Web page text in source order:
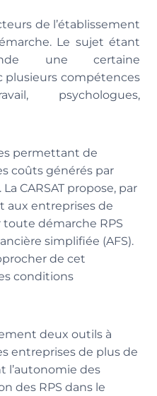
de l’établissement
Le sujet étant
une certaine
plusieurs compétences
psychologues,
permettant de
coûts générés par
CARSAT propose, par
aux entreprises de
toute démarche RPS
simplifiée (AFS).
de cet
conditions
deux outils à
entreprises de plus de
l’autonomie des
des RPS dans le